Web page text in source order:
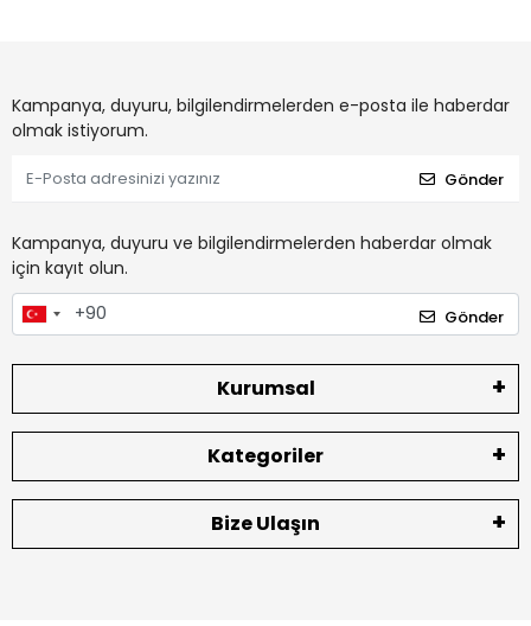
Kampanya, duyuru, bilgilendirmelerden e-posta ile haberdar
olmak istiyorum.
Gönder
Kampanya, duyuru ve bilgilendirmelerden haberdar olmak
için kayıt olun.
Gönder
Kurumsal
Kategoriler
Bize Ulaşın